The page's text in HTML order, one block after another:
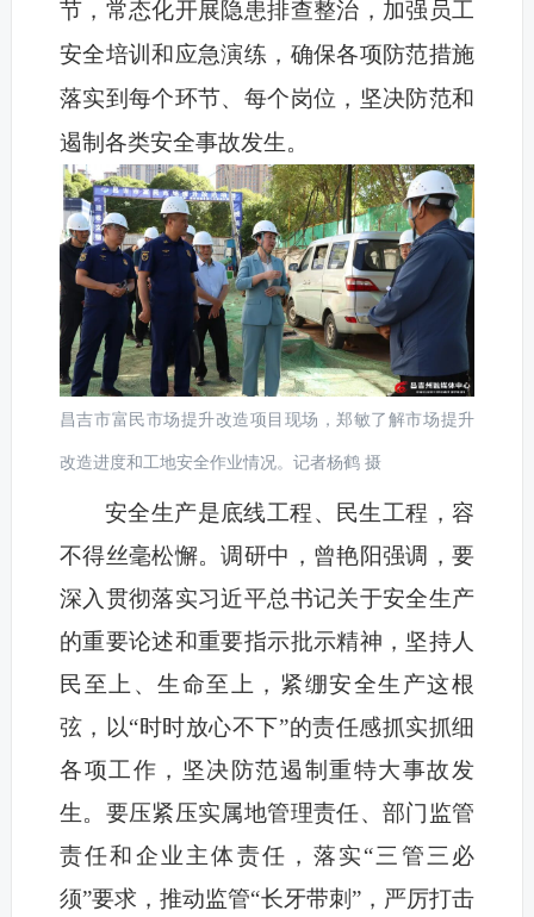
节，常态化开展隐患排查整治，加强员工
安全培训和应急演练，确保各项防范措施
落实到每个环节、每个岗位，坚决防范和
遏制各类安全事故发生。
昌吉市富民市场提升改造项目现场，郑敏了解市场提升
改造进度和工地安全作业情况。记者杨鹤 摄
安全生产是底线工程、民生工程，容
不得丝毫松懈。调研中，曾艳阳强调，要
深入贯彻落实习近平总书记关于安全生产
的重要论述和重要指示批示精神，坚持人
民至上、生命至上，紧绷安全生产这根
弦，以“时时放心不下”的责任感抓实抓细
各项工作，坚决防范遏制重特大事故发
生。要压紧压实属地管理责任、部门监管
责任和企业主体责任，落实“三管三必
须”要求，推动监管“长牙带刺”，严厉打击